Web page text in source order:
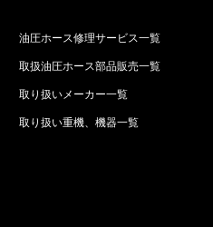
油圧ホース修理サービス一覧
取扱油圧ホース部品販売一覧
取り扱いメーカー一覧
取り扱い重機、機器一覧